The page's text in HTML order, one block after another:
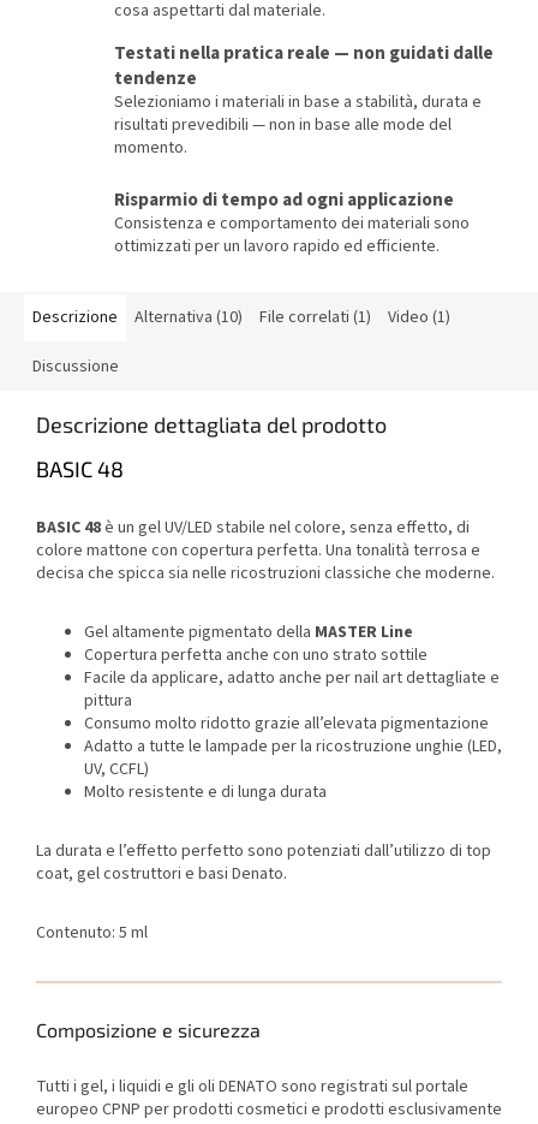
cosa aspettarti dal materiale.
Testati nella pratica reale — non guidati dalle
tendenze
Selezioniamo i materiali in base a stabilità, durata e
risultati prevedibili — non in base alle mode del
momento.
Risparmio di tempo ad ogni applicazione
Consistenza e comportamento dei materiali sono
ottimizzati per un lavoro rapido ed efficiente.
Descrizione Alternativa (10) File correlati (1) Video (1)
Discussione
Descrizione dettagliata del prodotto
BASIC 48
BASIC 48è un gel UV/LED stabile nel colore, senza effetto, di
colore mattone con copertura perfetta. Una tonalità terrosa e
decisa che spicca sia nelle ricostruzioni classiche che moderne.
Gel altamente pigmentato della MASTER Line
Copertura perfetta anche con uno strato sottile
Facile da applicare, adatto anche per nail art dettagliate e
pittura
Consumo molto ridotto grazie all’elevata pigmentazione
Adatto a tutte le lampade per la ricostruzione unghie (LED,
UV, CCFL)
Molto resistente e di lunga durata
La durata e l’effetto perfetto sono potenziati dall’utilizzo di top
coat, gel costruttori e basi Denato.
Contenuto: 5 ml
Composizione e sicurezza
Tutti i gel, i liquidi e gli oli DENATO sono registrati sul portale
europeo CPNP per prodotti cosmetici e prodotti esclusivamente